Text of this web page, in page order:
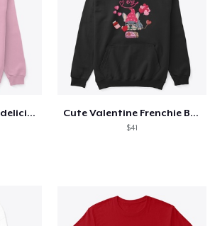
Valentine's Day with delicious food Cute Valentine Frenchie Bulldog
$41